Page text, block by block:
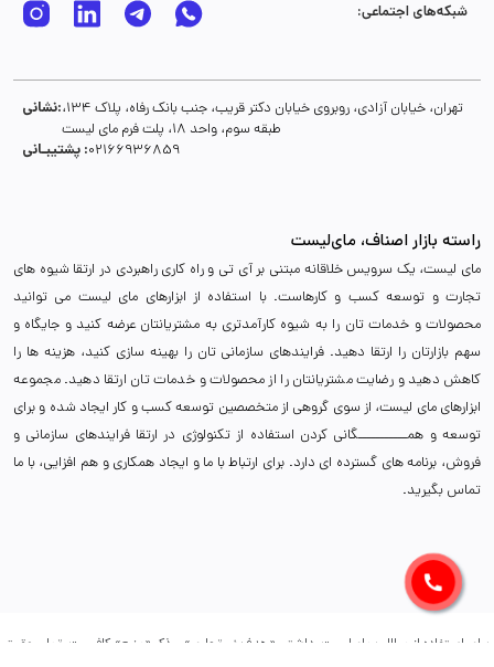
شبکه‌های اجتماعی:
نشانی:تهران، خیابان آزادی، روبروی خیابان دکتر قریب، جنب بانک رفاه، پلاک 134،
طبقه سوم، واحد 18، پلت فرم مای لیست
پشتیبـانی :02166936859
راسته بازار اصناف، مای‌لیست
مای لیست، یک سرویس خلاقانه مبتنی بر آی تی و راه کاری راهبردی در ارتقا شیوه های
تجارت و توسعه کسب و کارهاست. با استفاده از ابزارهای مای لیست می توانید
محصولات و خدمات تان را به شیوه کارآمدتری به مشتریانتان عرضه کنید و جایگاه و
سهم بازارتان را ارتقا دهید. فرایندهای سازمانی تان را بهینه سازی کنید، هزینه ها را
کاهش دهید و رضایت مشتریانتان را از محصولات و خدمات تان ارتقا دهید. مجموعه
ابزارهای مای لیست، از سوی گروهی از متخصصین توسعه کسب و کار ایجاد شده و برای
توسعه و همـــــــــــگانی کردن استفاده از تکنولوژی در ارتقا فرایندهای سازمانی و
فروش، برنامه های گسترده ای دارد. برای ارتباط با ما و ایجاد همکاری و هم افزایی، با ما
تماس بگیرید.
برای استفاده از مطالب مای‌لیست، داشتن «هدف غیرتجاری» و ذکر «منبع» کافیست. تمام حقوق